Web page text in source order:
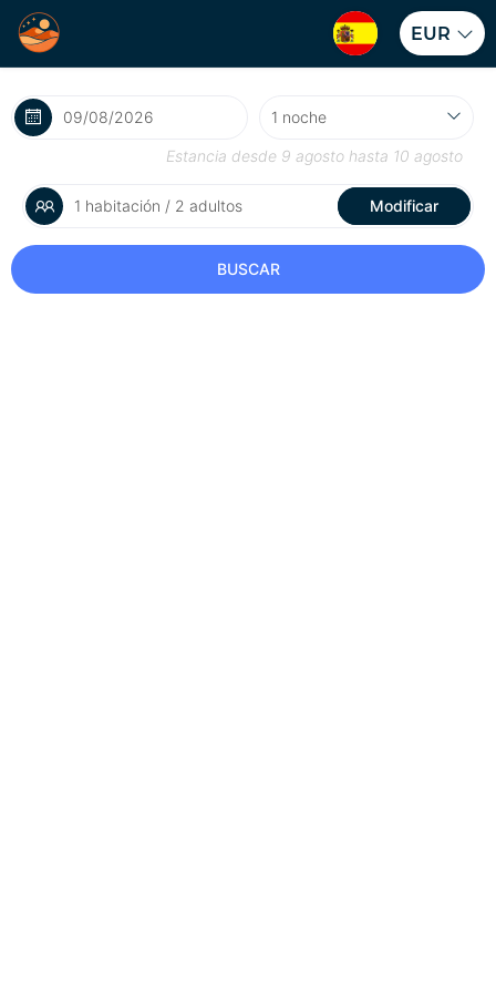
EUR
Estancia desde 9 agosto hasta 10 agosto
1 habitación / 2 adultos Modificar